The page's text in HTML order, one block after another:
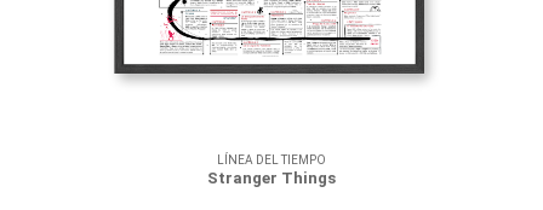
LÍNEA DEL TIEMPO
Stranger Things